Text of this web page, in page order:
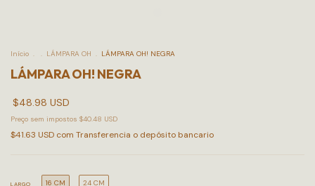
Início . . LÁMPARA OH . LÁMPARA OH! NEGRA
LÁMPARA OH! NEGRA
$48.98 USD
Preço sem impostos $40.48 USD
$41.63 USD com Transferencia o depósito bancario
LARGO 16 CM 24 CM